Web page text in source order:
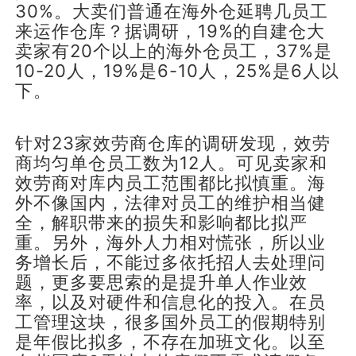
30%。大卖们普通在海外仓延聘几员工
来运作仓库？据调研，19%的自建仓大
卖家有20个以上的海外仓员工，37%是
10-20人，19%是6-10人，25%是6人以
下。
针对23家效劳商仓库的调研发现，效劳
商均匀单仓员工数为12人。可见卖家和
效劳商对库内员工范围都比拟慎重。海
外不像国内，法律对员工的维护相当健
全，解职带来的损失和影响都比拟严
重。另外，海外人力相对慌张，所以业
务增长后，不能过多依托招人去处理问
题，更多要思索的是提升单人作业效
率，以及对硬件和信息化的投入。在员
工管理这块，很多国外员工的假期特别
是年假比拟多，不存在加班文化。以至